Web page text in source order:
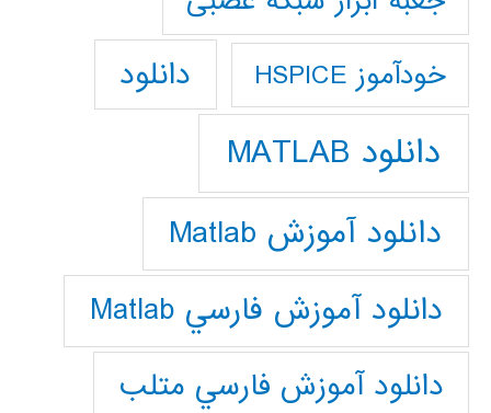
خودآموز HSPICE دانلود
دانلود MATLAB
دانلود آموزش Matlab
دانلود آموزش فارسي Matlab
دانلود آموزش فارسي متلب